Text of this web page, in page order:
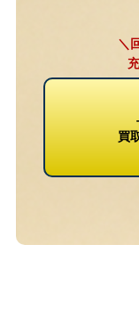
＼
買